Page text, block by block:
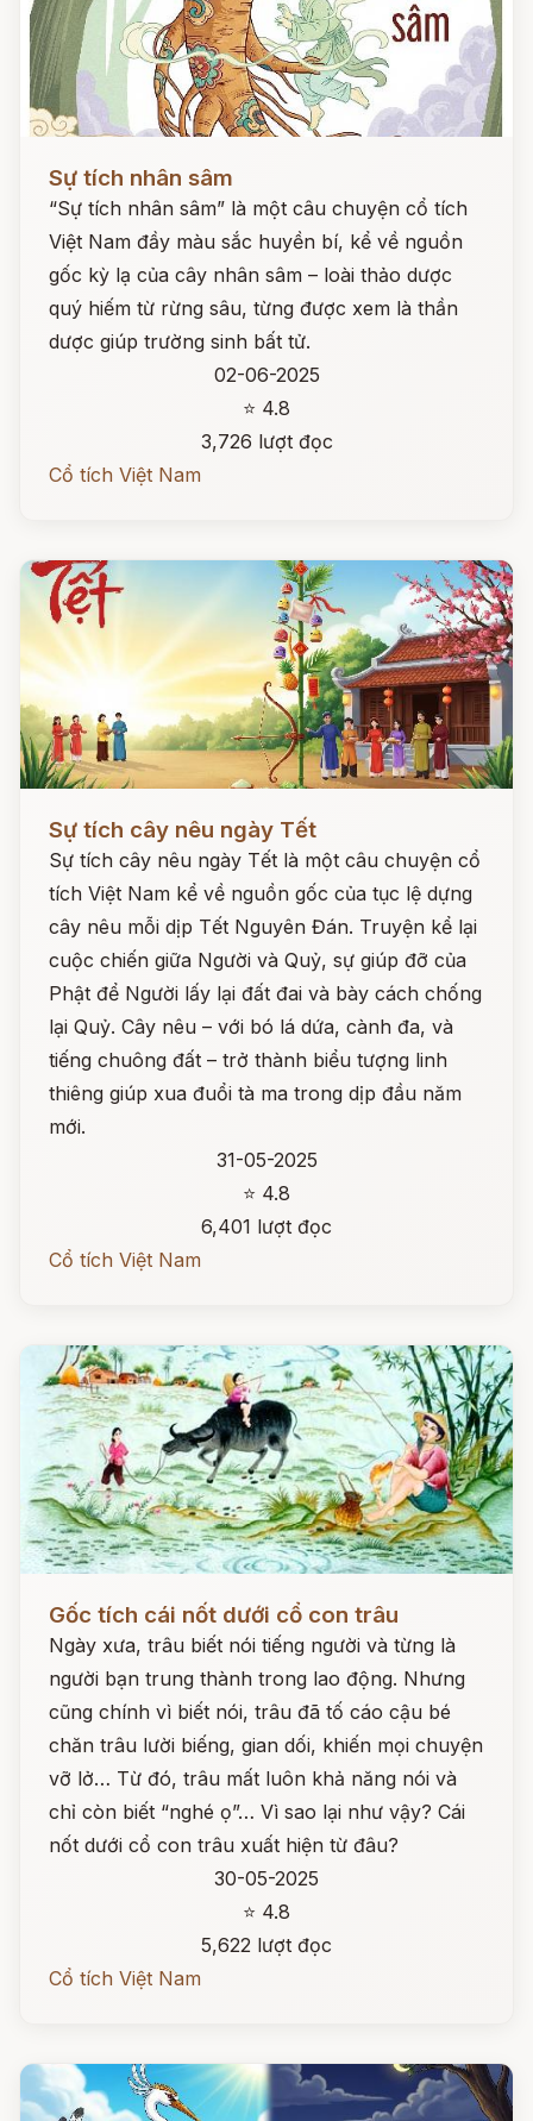
Sự tích nhân sâm
“Sự tích nhân sâm” là một câu chuyện cổ tích
Việt Nam đầy màu sắc huyền bí, kể về nguồn
gốc kỳ lạ của cây nhân sâm – loài thảo dược
quý hiếm từ rừng sâu, từng được xem là thần
dược giúp trường sinh bất tử.
02-06-2025
⭐ 4.8
3,726 lượt đọc
Cổ tích Việt Nam
Sự tích cây nêu ngày Tết
Sự tích cây nêu ngày Tết là một câu chuyện cổ
tích Việt Nam kể về nguồn gốc của tục lệ dựng
cây nêu mỗi dịp Tết Nguyên Đán. Truyện kể lại
cuộc chiến giữa Người và Quỷ, sự giúp đỡ của
Phật để Người lấy lại đất đai và bày cách chống
lại Quỷ. Cây nêu – với bó lá dứa, cành đa, và
tiếng chuông đất – trở thành biểu tượng linh
thiêng giúp xua đuổi tà ma trong dịp đầu năm
mới.
31-05-2025
⭐ 4.8
6,401 lượt đọc
Cổ tích Việt Nam
Đọc ngay
Gốc tích cái nốt dưới cổ con trâu
Ngày xưa, trâu biết nói tiếng người và từng là
người bạn trung thành trong lao động. Nhưng
cũng chính vì biết nói, trâu đã tố cáo cậu bé
chăn trâu lười biếng, gian dối, khiến mọi chuyện
vỡ lở… Từ đó, trâu mất luôn khả năng nói và
chỉ còn biết “nghé ọ”… Vì sao lại như vậy? Cái
nốt dưới cổ con trâu xuất hiện từ đâu?
30-05-2025
⭐ 4.8
5,622 lượt đọc
Cổ tích Việt Nam